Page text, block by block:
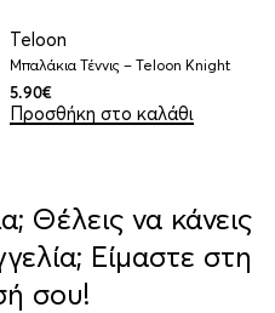
Teloon
Μπαλάκια Τέννις – Teloon Knight
5.90€
Προσθήκη στο καλάθι
Θέλεις να κάνεις
Είμαστε στη
σου!